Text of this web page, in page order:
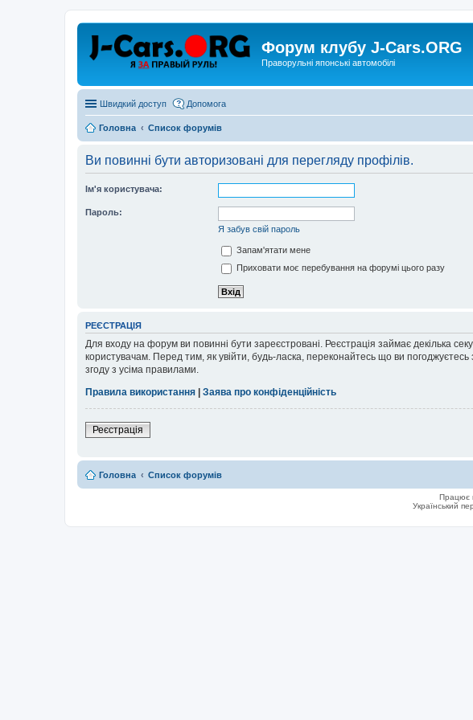
Форум клубу J-Cars.ORG
Праворульні японські автомобілі
Швидкий доступ Допомога
Головна Список форумів
Ви повинні бути авторизовані для перегляду профілів.
Ім'я користувача:
Пароль:
Я забув свій пароль
Запам'ятати мене
Приховати моє перебування на форумі цього разу
РЕЄСТРАЦІЯ
Для входу на форум ви повинні бути зареєстровані. Реєстрація займає декілька
користувачам. Перед тим, як увійти, будь-ласка, переконайтесь що ви
згоду з усіма правилами.
Правила використання
Заява про конфіденційність
Реєстрація
Головна Список форумів
Працює
Український